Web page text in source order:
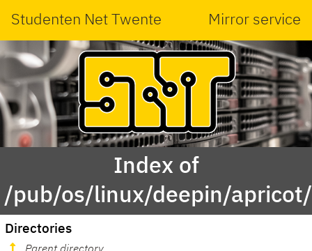
Studenten Net Twente Mirror service
Index of
/pub/os/linux/deepin/
Directories